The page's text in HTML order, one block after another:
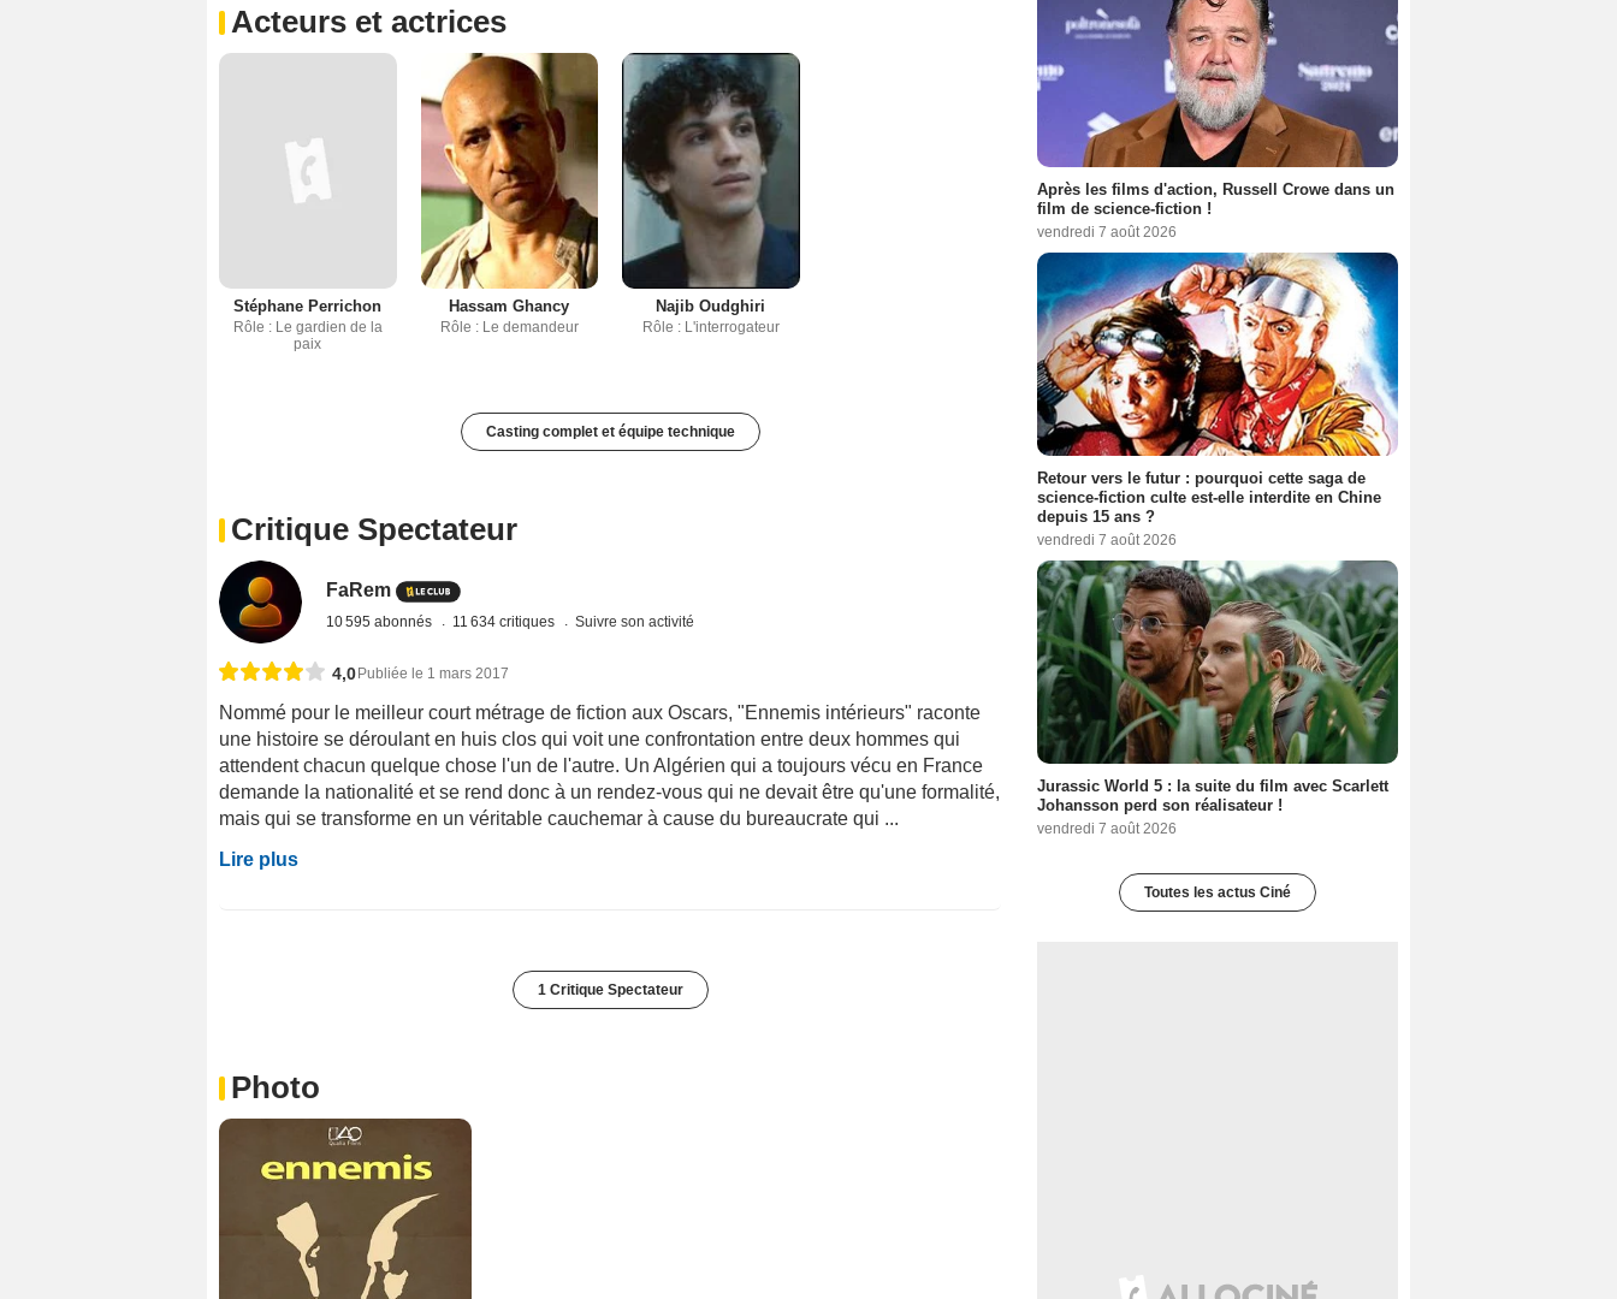
Acteurs et actrices
Stéphane Perrichon
Rôle : Le gardien de la
paix
Hassam Ghancy
Rôle : Le demandeur
Najib Oudghiri
Rôle : L'interrogateur
Casting complet et équipe technique
Critique Spectateur
FaRem
10 595 abonnés 11 634 critiques Suivre son activité
4,0 Publiée le 1 mars 2017
Nommé pour le meilleur court métrage de fiction aux Oscars, "Ennemis intérieurs" raconte
une histoire se déroulant en huis clos qui voit une confrontation entre deux hommes qui
attendent chacun quelque chose l'un de l'autre. Un Algérien qui a toujours vécu en France
demande la nationalité et se rend donc à un rendez-vous qui ne devait être qu'une formalité,
mais qui se transforme en un véritable cauchemar à cause du bureaucrate qui ...
Lire plus
1 Critique Spectateur
Photo
Après les films d'action, Russell Crowe dans un
film de science-fiction !
vendredi 7 août 2026
Retour vers le futur : pourquoi cette saga de
science-fiction culte est-elle interdite en Chine
depuis 15 ans ?
vendredi 7 août 2026
Jurassic World 5 : la suite du film avec Scarlett
Johansson perd son réalisateur !
vendredi 7 août 2026
Toutes les actus Ciné